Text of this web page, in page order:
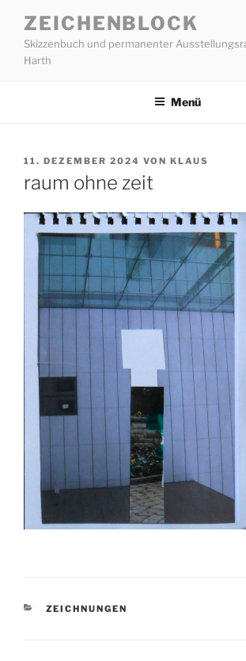
Inhalt
springen
ZEICHENBLOCK
Skizzenbuch und permanenter
Harth
Menü
VERÖFFENTLICHT
11. DEZEMBER 2024 VON KLAUS
raum ohne zeit
KATEGORIEN
ZEICHNUNGEN